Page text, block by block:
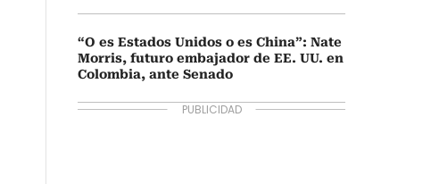
“O es Estados Unidos o es China”: Nate
Morris, futuro embajador de EE. UU. en
Colombia, ante Senado